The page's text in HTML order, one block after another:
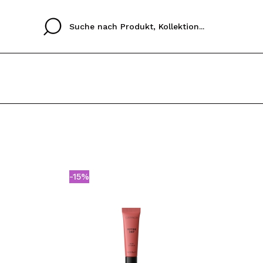
Durch die Erstellung
Einkäufe schnell
-15%